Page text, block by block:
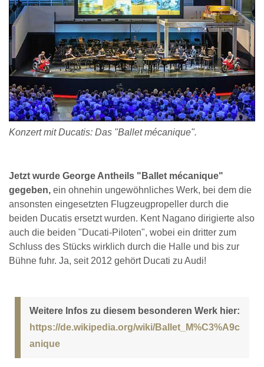
Konzert mit Ducatis: Das "Ballet mécanique".
Jetzt wurde George Antheils "Ballet mécanique"
gegeben, ein ohnehin ungewöhnliches Werk, bei dem die
ansonsten eingesetzten Flugzeugpropeller durch die
beiden Ducatis ersetzt wurden. Kent Nagano dirigierte also
auch die beiden "Ducati-Piloten", wobei ein dritter zum
Schluss des Stücks wirklich durch die Halle und bis zur
Bühne fuhr. Ja, seit 2012 gehört Ducati zu Audi!
Weitere Infos zu diesem besonderen Werk hier:
https://de.wikipedia.org/wiki/Ballet_M%C3%A9c
anique